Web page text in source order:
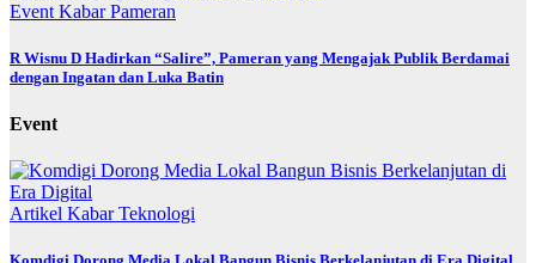
Event KabarPameran
R Wisnu D Hadirkan “Salire”, Pameran yang Mengajak Publik Berdamai
dengan Ingatan dan Luka Batin
Event
Artikel KabarTeknologi